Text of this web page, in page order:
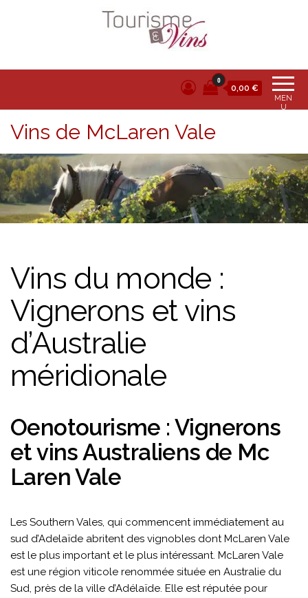
Tourisme et vins
MEN
U
0
0,00 €
Vins de McLaren Vale
Vins du monde :
Vignerons et vins
d’Australie
méridionale
Oenotourisme : Vignerons
et vins Australiens de Mc
Laren Vale
Les Southern Vales, qui commencent immédiatement au
sud d’Adelaïde abritent des vignobles dont McLaren Vale
est le plus important et le plus intéressant. McLaren Vale
est une région viticole renommée située en Australie du
Sud, près de la ville d’Adélaïde. Elle est réputée pour